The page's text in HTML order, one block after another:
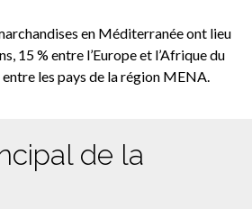
en Méditerranée ont lieu
15 % entre l’Europe et l’Afrique du
les pays de la région MENA.
de la